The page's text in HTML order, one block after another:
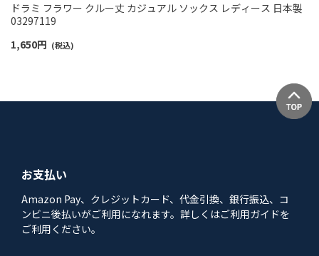
ドラミ フラワー クルー丈 カジュアル ソックス レディース 日本製
03297119
1,650円 (税込)
お支払い
Amazon Pay、クレジットカード、代金引換、銀行振込、コ
ンビニ後払いがご利用になれます。詳しくはご利用ガイドを
ご利用ください。